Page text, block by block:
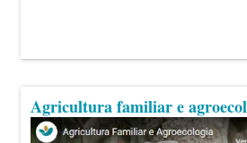
Agricultura familiar e